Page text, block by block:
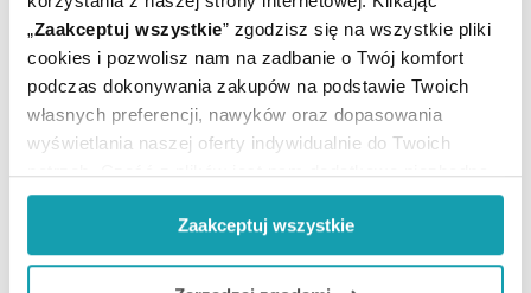
„Zaakceptuj wszystkie” zgodzisz się na wszystkie pliki
cookies i pozwolisz nam na zadbanie o Twój komfort
podczas dokonywania zakupów na podstawie Twoich
własnych preferencji, nawyków oraz dopasowania
wyświetlania naszej oferty indywidualnie do Twoich
potrzeb. Część z plików jest nam dodatkowo niezbędna
do prawidłowego działania Portalu oraz jego
funkcjonalności. W zależności od funkcji, dane o tym jak
korzystasz z naszej witryny będą również przekazywane
do naszych Partnerów marketingowych i analitycznych.
Zaakceptuj wszystkie
ciągu dnia.
Suplement diety nie może być stosowany jako
substytut zróżnicowanej diety.
Adres producenta
Polski Lek Sp. z o.o.
Fryderyka Chopina 10,
34-100 Wadowice.
polskilek@polskilek.pl